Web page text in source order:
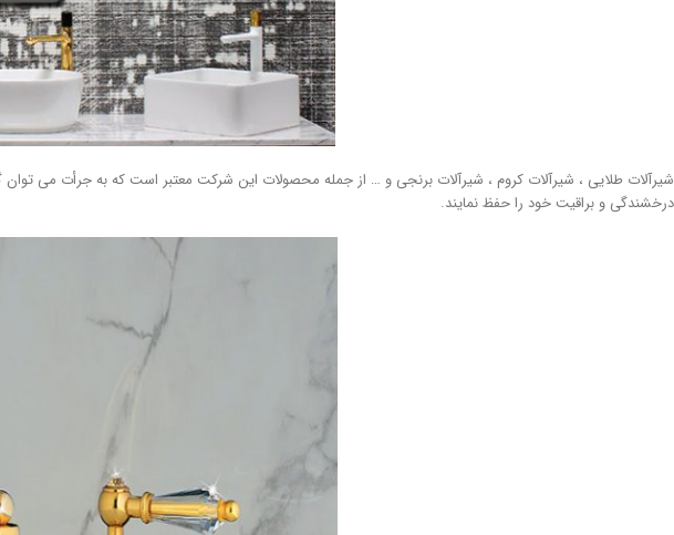
شیرآلات طلایی ، شیرآلات کروم ، شیرآلات برنجی و … از جمله محصولات این شرکت معتبر است که به جرأت می
درخشندگی و براقیت خود را حفظ نمایند.